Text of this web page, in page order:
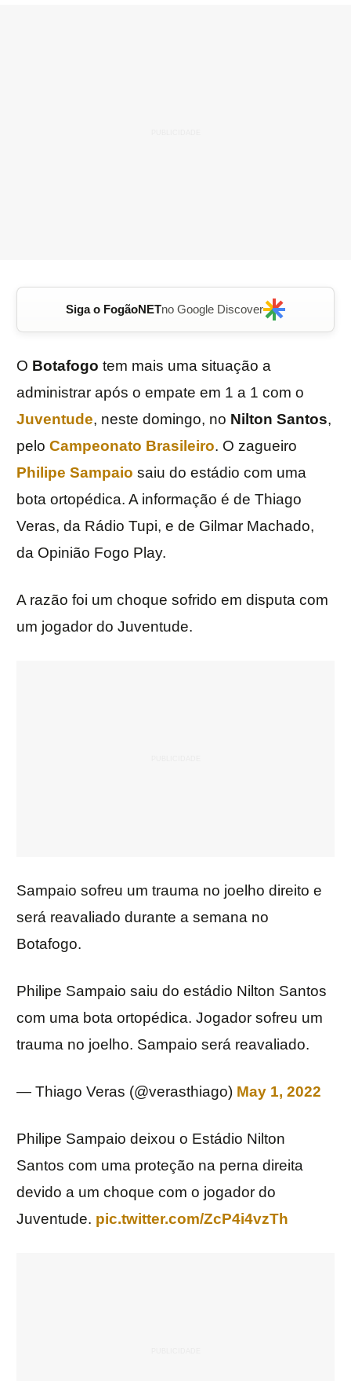
Siga o FogãoNETno Google Discover
O Botafogo tem mais uma situação a
administrar após o empate em 1 a 1 com o
Juventude, neste domingo, no Nilton Santos,
pelo Campeonato Brasileiro. O zagueiro
Philipe Sampaio saiu do estádio com uma
bota ortopédica. A informação é de Thiago
Veras, da Rádio Tupi, e de Gilmar Machado,
da Opinião Fogo Play.
A razão foi um choque sofrido em disputa com
um jogador do Juventude.
Sampaio sofreu um trauma no joelho direito e
será reavaliado durante a semana no
Botafogo.
Philipe Sampaio saiu do estádio Nilton Santos
com uma bota ortopédica. Jogador sofreu um
trauma no joelho. Sampaio será reavaliado.
— Thiago Veras (@verasthiago) May 1, 2022
Philipe Sampaio deixou o Estádio Nilton
Santos com uma proteção na perna direita
devido a um choque com o jogador do
Juventude. pic.twitter.com/ZcP4i4vzTh